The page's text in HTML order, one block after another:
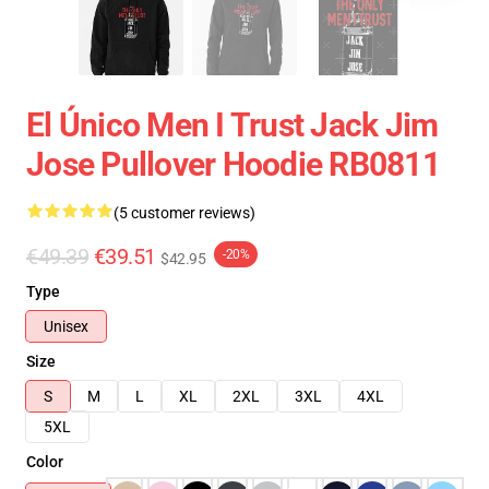
El Único Men I Trust Jack Jim
Jose Pullover Hoodie RB0811
(5 customer reviews)
€49.39 €39.51 $42.95 -20%
Type
Unisex
Size
S
M L XL 2XL 3XL
4XL
5XL
Color